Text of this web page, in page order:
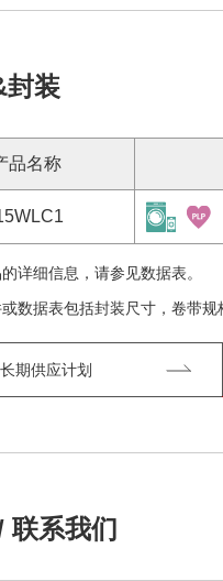
封装
品名称
详细信息，请参见数据表。
数据表包括封装尺寸，卷带规
期供应计划
联系我们